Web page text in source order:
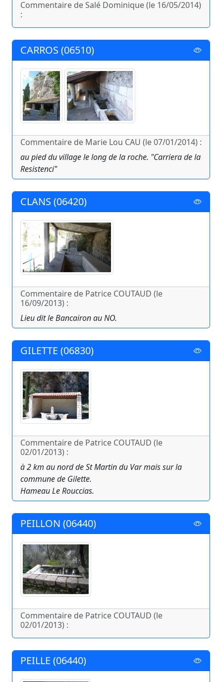
Commentaire de Salé Dominique (le 16/05/2014)
:
CARROS (06510)
Commentaire de Marie Lou CAU (le 07/01/2014) :
au pied du village le long de la roche. "Carriera de la
Resistenci"
CLANS (06420)
Commentaire de Patrice COUTAUD (le
16/09/2013) :
Lieu dit le Bancairon au NO.
GILETTE (06830)
Commentaire de Patrice COUTAUD (le
02/01/2013) :
à 2 km au nord de St Martin du Var mais sur la
commune de Gilette.
Hameau Le Rouccias.
PEILLON (06440)
Commentaire de Patrice COUTAUD (le
02/01/2013) :
PEILLE (06440)